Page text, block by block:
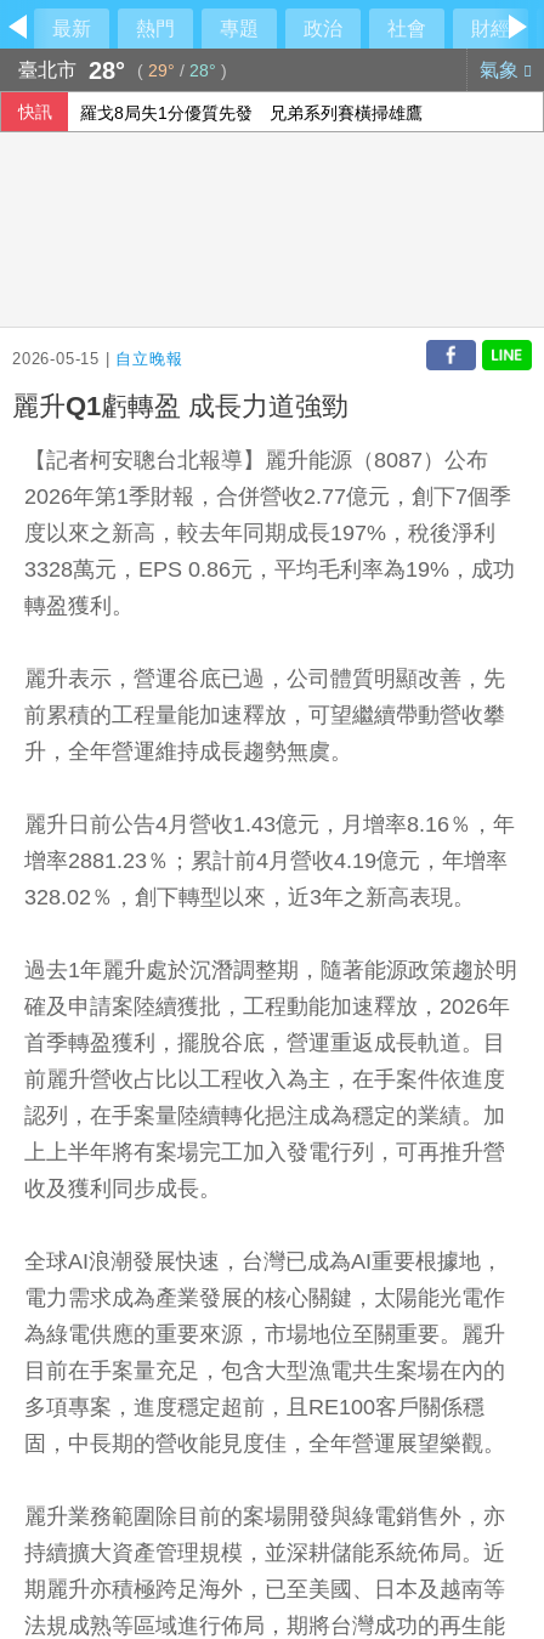
最新 熱門 專題 政治 社會
財經
臺北市 28° ( 29° / 28° ) 氣象
快訊 羅戈8局失1分優質先發 兄弟系列賽橫掃雄鷹
2026-05-15 | 自立晚報
麗升Q1虧轉盈 成長力道強勁
【記者柯安聰台北報導】麗升能源（8087）公布
2026年第1季財報，合併營收2.77億元，創下7個季
度以來之新高，較去年同期成長197%，稅後淨利
3328萬元，EPS 0.86元，平均毛利率為19%，成功
轉盈獲利。
麗升表示，營運谷底已過，公司體質明顯改善，先
前累積的工程量能加速釋放，可望繼續帶動營收攀
升，全年營運維持成長趨勢無虞。
麗升日前公告4月營收1.43億元，月增率8.16％，年
增率2881.23％；累計前4月營收4.19億元，年增率
328.02％，創下轉型以來，近3年之新高表現。
過去1年麗升處於沉潛調整期，隨著能源政策趨於明
確及申請案陸續獲批，工程動能加速釋放，2026年
首季轉盈獲利，擺脫谷底，營運重返成長軌道。目
前麗升營收占比以工程收入為主，在手案件依進度
認列，在手案量陸續轉化挹注成為穩定的業績。加
上上半年將有案場完工加入發電行列，可再推升營
收及獲利同步成長。
全球AI浪潮發展快速，台灣已成為AI重要根據地，
電力需求成為產業發展的核心關鍵，太陽能光電作
為綠電供應的重要來源，市場地位至關重要。麗升
目前在手案量充足，包含大型漁電共生案場在內的
多項專案，進度穩定超前，且RE100客戶關係穩
固，中長期的營收能見度佳，全年營運展望樂觀。
麗升業務範圍除目前的案場開發與綠電銷售外，亦
持續擴大資產管理規模，並深耕儲能系統佈局。近
期麗升亦積極跨足海外，已至美國、日本及越南等
法規成熟等區域進行佈局，期將台灣成功的再生能